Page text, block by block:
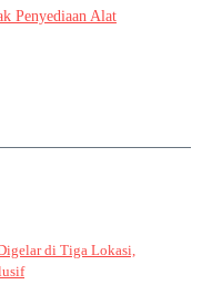
Penyediaan Alat
di Tiga Lokasi,